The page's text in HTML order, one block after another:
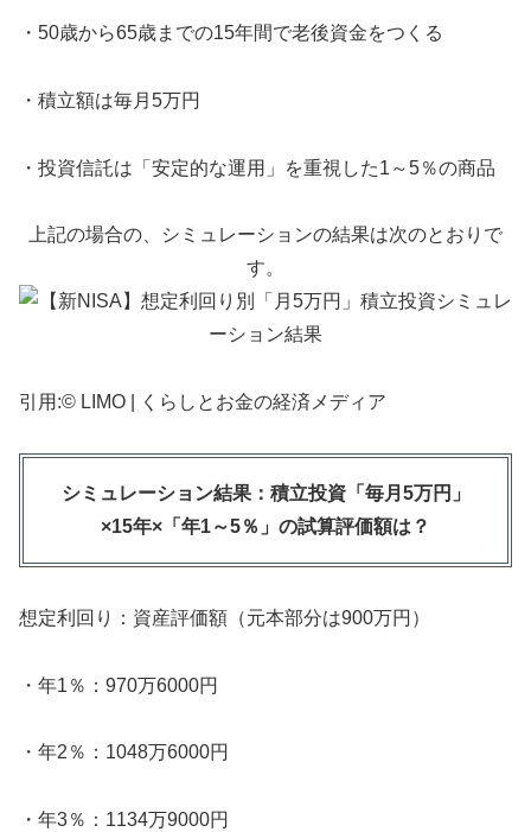
・50歳から65歳までの15年間で老後資金をつくる
・積立額は毎月5万円
・投資信託は「安定的な運用」を重視した1～5％の商品
上記の場合の、シミュレーションの結果は次のとおりで
す。
引用:© LIMO | くらしとお金の経済メディア
シミュレーション結果：積立投資「毎月5万円」
×15年×「年1～5％」の試算評価額は？
想定利回り：資産評価額（元本部分は900万円）
・年1％：970万6000円
・年2％：1048万6000円
・年3％：1134万9000円